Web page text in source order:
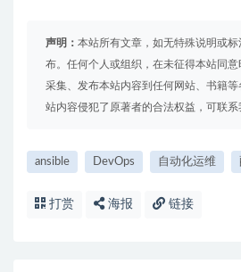
声明： 本站所有文章，如无特殊说明或
布。任何个人或组织，在未征得本站同意
采集、发布本站内容到任何网站、书籍
站内容侵犯了原著者的合法权益，可联系
ansible DevOps 自动化运维
打赏 海报 链接